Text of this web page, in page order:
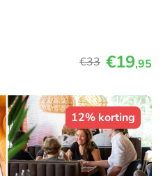
€33 €19,95
12% korting